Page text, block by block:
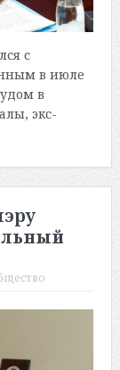
с
в июле
в
экс-